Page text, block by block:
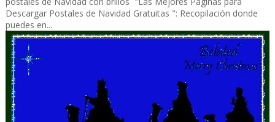
Descargar Postales de Navidad Gratuitas ": Recopilación donde
puedes en...